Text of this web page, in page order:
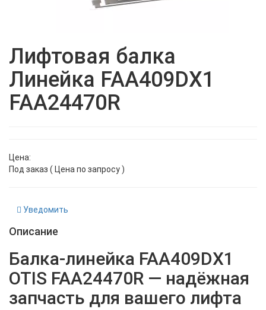
Лифтовая балка
Линейка FAA409DX1
FAA24470R
Цена:
Под заказ ( Цена по запросу )
Уведомить
Описание
Балка-линейка FAA409DX1
OTIS FAA24470R — надёжная
запчасть для вашего лифта